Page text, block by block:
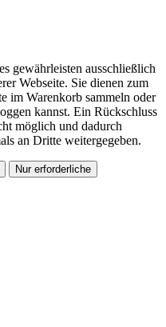
gewährleisten ausschließlich
Webseite. Sie dienen zum
im Warenkorb sammeln oder
kannst. Ein Rückschluss
möglich und dadurch
an Dritte weitergegeben.
Nur erforderliche